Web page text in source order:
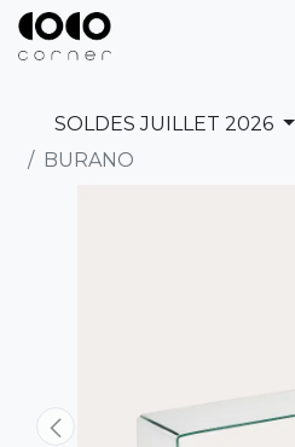
SOLDES JUILLET 2026
BURANO